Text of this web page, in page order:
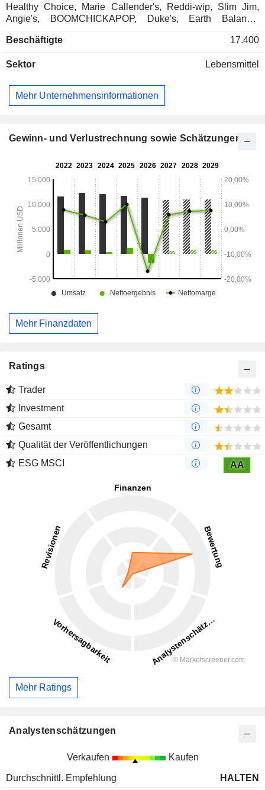
Healthy Choice, Marie Callender's, Reddi-wip, Slim Jim,
Angie's, BOOMCHICKAPOP, Duke's, Earth Balance,
folgt auf die einzelnen Geschäftsbereiche: - Verkauf an
(9,4 %). Der Rest des Nettoumsatzes (8,2 %) entfällt auf das
Beschäftigte 17.400
Sektor Lebensmittel
Mehr Unternehmensinformationen
Gewinn- und Verlustrechnung sowie Schätzungen
Mehr Finanzdaten
Ratings
Trader
Investment
Gesamt
Qualität der Veröffentlichungen
ESG MSCI
AA
Mehr Ratings
Analystenschätzungen
Verkaufen Kaufen
Durchschnittl. Empfehlung
HALTEN